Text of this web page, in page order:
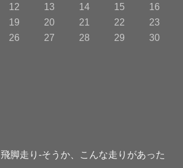
12 13 14 15
16
19 20 21 22
23
26 27 28 29
30
飛脚走り-そうか、こんな走りがあった